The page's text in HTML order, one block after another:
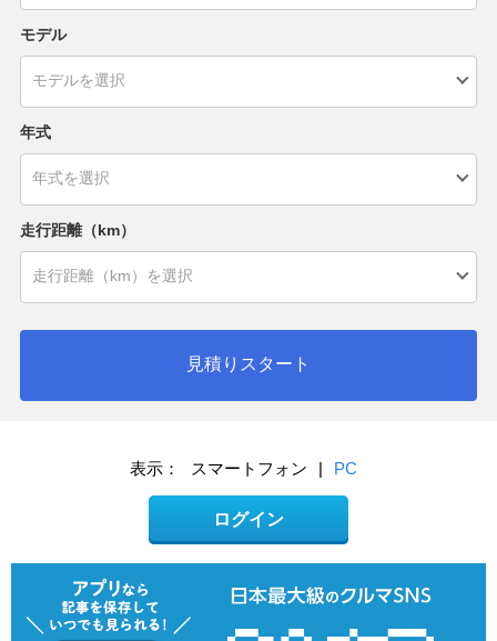
モデル
年式
走行距離（km）
見積りスタート
表示： スマートフォン | PC
ログイン